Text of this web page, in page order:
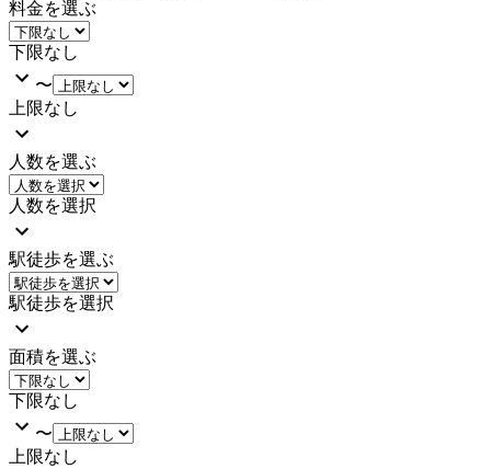
料金を選ぶ
下限なし
〜
上限なし
人数を選ぶ
人数を選択
駅徒歩を選ぶ
駅徒歩を選択
面積を選ぶ
下限なし
〜
上限なし